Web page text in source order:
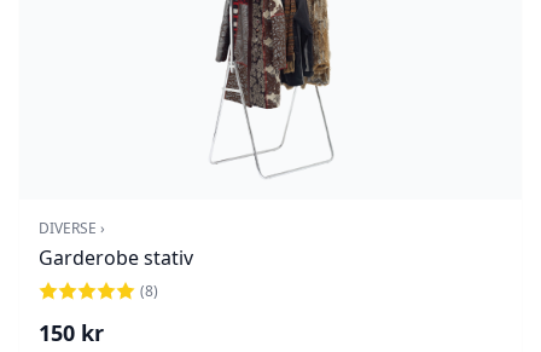
DIVERSE ›
Garderobe stativ
(8)
150 kr